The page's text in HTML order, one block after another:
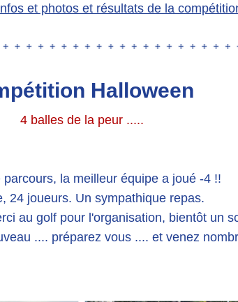
et photos et résultats de la
Halloween
4 balles de la peur .....
la meilleur équipe a joué -4 !!
24 joueurs. Un sympathique repas.
au golf pour l'organisation, bientôt un
.... préparez vous .... et venez